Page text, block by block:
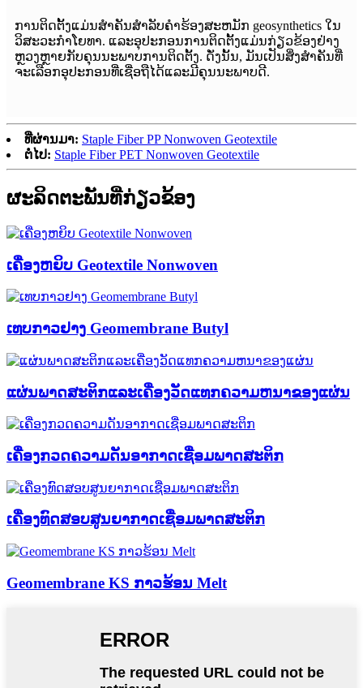
ການຕິດຕັ້ງແມ່ນສໍາຄັນສໍາລັບຄໍາຮ້ອງສະຫມັກ geosynthetics ໃນ
ວິສະວະກໍາໂຍທາ. ແລະອຸປະກອນການຕິດຕັ້ງແມ່ນກ່ຽວຂ້ອງຢ່າງ
ຫຼວງຫຼາຍກັບຄຸນນະພາບການຕິດຕັ້ງ. ດັ່ງນັ້ນ, ມັນເປັນສິ່ງສໍາຄັນທີ່
ຈະເລືອກອຸປະກອນທີ່ເຊື່ອຖືໄດ້ແລະມີຄຸນນະພາບດີ.
ທີ່ຜ່ານມາ: Staple Fiber PP Nonwoven Geotextile
ຕໍ່ໄປ: Staple Fiber PET Nonwoven Geotextile
ຜະລິດຕະພັນທີ່ກ່ຽວຂ້ອງ
ເຄື່ອງຫຍິບ Geotextile Nonwoven
ເທບກາວຢາງ Geomembrane Butyl
ແຜ່ນພາດສະຕິກແລະເຄື່ອງວັດແທກຄວາມຫນາຂອງແຜ່ນ
ເຄື່ອງກວດຄວາມດັນອາກາດເຊື່ອມພາດສະຕິກ
ເຄື່ອງທົດສອບສູນຍາກາດເຊື່ອມພາດສະຕິກ
Geomembrane KS ກາວຮ້ອນ Melt